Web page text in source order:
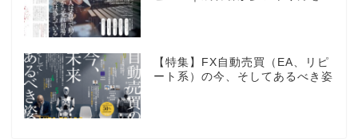
【特集】FX自動売買（EA、リピ
ート系）の今、そしてあるべき姿